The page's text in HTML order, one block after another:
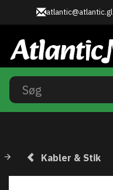
atlantic@atlantic.gl
Kabler & Stik